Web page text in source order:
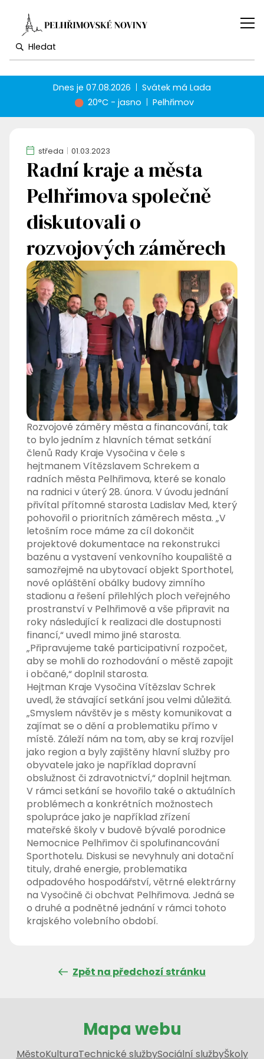
Dnes je07.08.2026 Svátek má Lada
20°C - jasno
Pelhřimov
středa 01.03.2023
Radní kraje a města
Pelhřimova společně
diskutovali o
rozvojových záměrech
Rozvojové záměry města a financování, tak
to bylo jedním z hlavních témat setkání
členů Rady Kraje Vysočina v čele s
hejtmanem Vítězslavem Schrekem a
radních města Pelhřimova, které se konalo
na radnici v úterý 28. února. V úvodu jednání
přivítal přítomné starosta Ladislav Med, který
pohovořil o prioritních záměrech města. „V
letošním roce máme za cíl dokončit
projektové dokumentace na rekonstrukci
bazénu a vystavení venkovního koupaliště a
samozřejmě na ubytovací objekt Sporthotel,
nové opláštění obálky budovy zimního
stadionu a řešení přilehlých ploch veřejného
prostranství v Pelhřimově a vše připravit na
roky následující k realizaci dle dostupnosti
financí,“ uvedl mimo jiné starosta.
„Připravujeme také participativní rozpočet,
aby se mohli do rozhodování o městě zapojit
i občané,“ doplnil starosta.
Hejtman Kraje Vysočina Vítězslav Schrek
uvedl, že stávající setkání jsou velmi důležitá.
„Smyslem návštěv je s městy komunikovat a
zajímat se o dění a problematiku přímo v
místě. Záleží nám na tom, aby se kraj rozvíjel
jako region a byly zajištěny hlavní služby pro
obyvatele jako je například dopravní
obslužnost či zdravotnictví,“ doplnil hejtman.
V rámci setkání se hovořilo také o aktuálních
problémech a konkrétních možnostech
spolupráce jako je například zřízení
mateřské školy v budově bývalé porodnice
Nemocnice Pelhřimov či spolufinancování
Sporthotelu. Diskusi se nevyhnuly ani dotační
tituly, drahé energie, problematika
odpadového hospodářství, větrné elektrárny
na Vysočině či obchvat Pelhřimova. Jedná se
o druhé a podnětné jednání v rámci tohoto
krajského volebního období.
Zpět na předchozí stránku
Mapa webu
MěstoKulturaTechnické službySociální službyŠkoly